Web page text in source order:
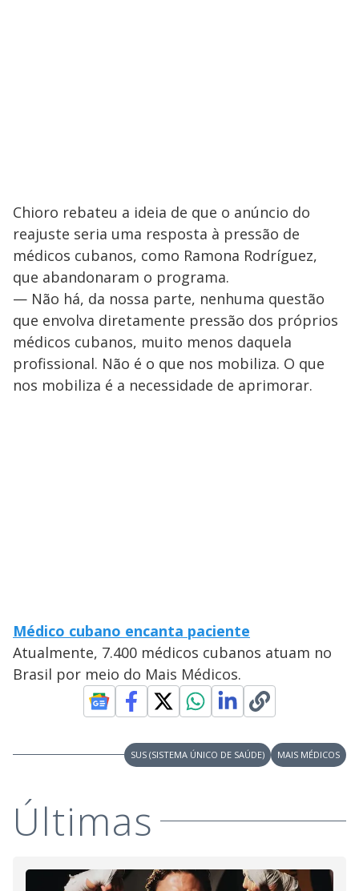
Chioro rebateu a ideia de que o anúncio do
reajuste seria uma resposta à pressão de
médicos cubanos, como Ramona Rodríguez,
que abandonaram o programa.
— Não há, da nossa parte, nenhuma questão
que envolva diretamente pressão dos próprios
médicos cubanos, muito menos daquela
profissional. Não é o que nos mobiliza. O que
nos mobiliza é a necessidade de aprimorar.
Médico cubano encanta paciente
Atualmente, 7.400 médicos cubanos atuam no
Brasil por meio do Mais Médicos.
SUS (SISTEMA ÚNICO DE SAÚDE) MAIS MÉDICOS
Últimas